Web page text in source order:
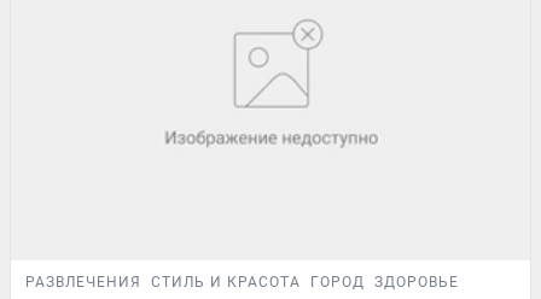
РАЗВЛЕЧЕНИЯ СТИЛЬ И КРАСОТА ГОРОД ЗДОРОВЬЕ